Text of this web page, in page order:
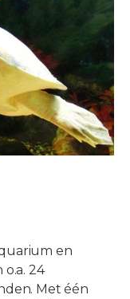
en
24
Met één